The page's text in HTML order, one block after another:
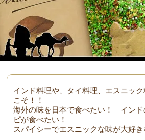
インド料理や、タイ料理、エスニッ
こそ！！
海外の味を日本で食べたい！ イン
ピが食べたい！
スパイシーでエスニックな味が大好